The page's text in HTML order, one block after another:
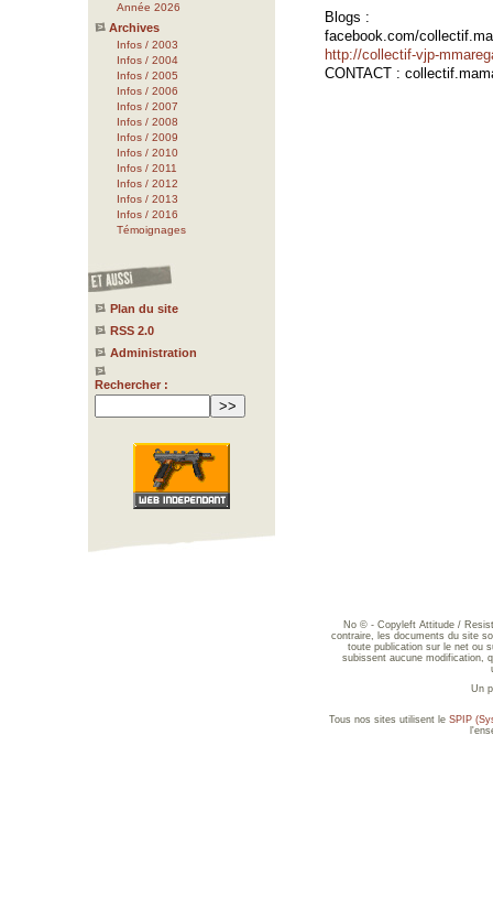
Année 2026
Archives
Infos / 2003
Infos / 2004
Infos / 2005
Infos / 2006
Infos / 2007
Infos / 2008
Infos / 2009
Infos / 2010
Infos / 2011
Infos / 2012
Infos / 2013
Infos / 2016
Témoignages
Plan du site
RSS 2.0
Administration
Rechercher :
Blogs :
facebook.com/
http://collectif-vjp-
CONTACT :
No © - Copyleft Attitude /
contraire, les documents du site
toute publication sur le net ou
subissent aucune modification,
Un
Tous nos sites utilisent le SPIP